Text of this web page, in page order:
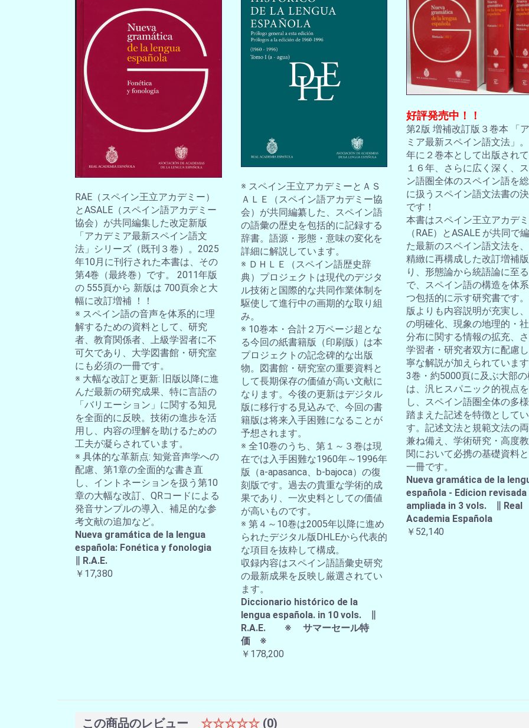
RAE（スペイン王立アカデミー）
とASALE（スペイン語アカデミー
協会）が共同編集した改定新版
「アカデミア最新スペイン語文
法」シリーズ（既刊３巻）。2025
年10月に刊行された本書は、その
第4巻（最終巻）です。 2011年版
の 555頁から 新版は 700頁余と大
幅に改訂増補 ！！
※ スペイン語の音声を体系的に理
解するための資料として、研究
者、教育関係者、上級学習者に不
可欠であり、大学図書館・研究室
にも必須の一冊です。
※ 大幅な改訂と更新: 旧版以降に進
んだ最新の研究成果、特に言語の
「バリエーション」に関する知見
を全面的に反映。技術の進歩を活
用し、内容の理解を助けるための
工夫が凝らされています。
※ 具体的な革新点: 知覚音声学への
配慮、第1章の全面的な書き直
し、イントネーションを扱う第10
章の大幅な改訂、QRコードによる
発音サンプルの導入、補足的な参
考文献の追加など。
Nueva gramática de la lengua
española: Fonética y fonologia
∥ R.A.E.
￥17,380
※ スペイン王立アカデミーとＡＳ
ＡＬＥ（スペイン語アカデミー協
会）が共同編纂した、スペイン語
の語彙の歴史を包括的に記録する
辞書。語源・形態・意味の変化を
詳細に解説しています。
※ ＤＨＬＥ（スペイン語歴史辞
典）プロジェクトは現代のデジタ
ル技術と国際的な共同作業体制を
駆使して進行中の画期的な取り組
み。
※ 10巻本・合計２万ページ超とな
る今回の紙書籍版（印刷版）は本
プロジェクトの記念碑的な出版
物。図書館・研究室の重要資料と
して長期保存の価値が高い文献に
なります。今後の更新はデジタル
版に移行する見込みで、今回の書
籍版は将来入手困難になることが
予想されます。
※ 全10巻のうち、第１～３巻は現
在では入手困難な1960年～1996年
版（a-apasanca、b-bajoca）の復
刻版です。過去の貴重な学術的成
果であり、一次史料としての価値
が高いものです。
※ 第４～10巻は2005年以降に進め
られたデジタル版DHLEから代表的
な項目を抜粋して構成。
収録内容はスペイン語語彙史研究
の最新成果を反映し厳選されてい
ます。
Diccionario histórico de la
lengua española. in 10 vols. ∥
R.A.E. ※ サマーセール特
価 ※
￥178,200
好評発売中！！
第2版 増補改訂版３巻本 「
ミア最新スペイン語文法」
年に２巻本として出版され
１６年、さらに広く深く、
ン語圏全体のスペイン語を
に扱うスペイン語文法書の
です！
本書はスペイン王立アカデ
（RAE）とASALE が共同で
た最新のスペイン語文法を
精緻に再構成した改訂増補
り、形態論から統語論に至る
で、スペイン語の構造を体
つ包括的に示す研究書です
版よりも内容説明が充実し
の明確化、現象の地理的・
分布に関する情報の拡充、
学習者・研究者双方に配慮
寧な解説が加えられていま
3巻・約5000頁に及ぶ大部
は、汎ヒスパニック的視点
し、スペイン語圏全体の多
踏まえた記述を特徴としてい
す。記述文法と規範文法の
兼ね備え、学術研究・高度
関において必携の基礎資料
一冊です。
Nueva gramática de la
española - Edicion revisada
ampliada in 3 vols. ∥ Real
Academia Española
￥52,140
この商品のレビュー ☆☆☆☆☆ (0)